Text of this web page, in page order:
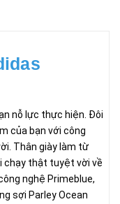
nỗ lực thực hiện. Đôi
của bạn với công
Thân giày làm từ
chạy thật tuyệt vời về
nghệ Primeblue,
sợi Parley Ocean